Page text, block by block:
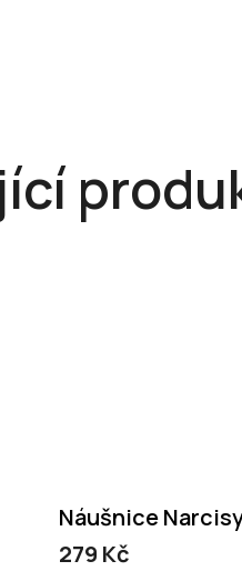
Náušnice
279 Kč